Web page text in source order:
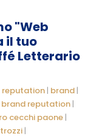
"Web
il tuo
Letterario
reputation | brand |
brand reputation |
cecchi paone |
|